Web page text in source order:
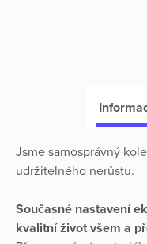
Jsme samosprávný
udržitelného nerůstu.
Současné nastavení
kvalitní život všem a